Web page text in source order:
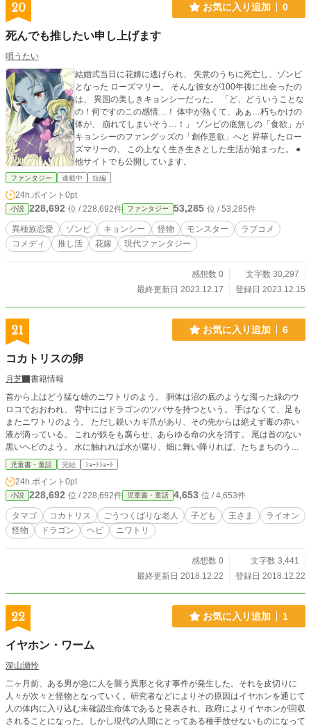
20 お気に入り追加 0
死んでも推したい申し上げます
唄うたい
結婚式当日に花婿に逃げられ、 失意のうちに死亡し、ゾンビ
となった ローズマリー。 そんな彼女が100年後に出会ったの
は、 異国の美しきキョンシーだった。 「ど、どういうことな
の！何ですのこの感情…！ 体中が熱くて、あぁ…朽ちかけの
体が、 崩れてしまいそう…！」 ゾンビの底無しの「食欲」が
キョンシーのファングッズの「創作意欲」へと 昇華したロー
ズマリーの、 この上なく生き生きとした生活が始まった。 ●
他サイトでも公開しています。
ファンタジー 連載中 短編
24h.ポイント 0pt
小説 228,692 位 / 228,692件 ファンタジー 53,285 位 / 53,285件
異種族恋愛 ゾンビ キョンシー 怪物 モンスター
ラブコメ
コメディ
推し活 花嫁 現代ファンタジー
感想数 0
文字数 30,297
最終更新日 2023.12.17
登録日 2023.12.15
21 お気に入り追加 6
コカトリスの卵
月芝
書籍情報
首から上はどう猛な雄のニワトリのよう。 胴体は沼の底のような濁った緑のウ
ロコでおおわれ、 背中にはドラゴンのツバサを持つという。 手はなくて、足も
またニワトリのよう。 ただし鋭いカギ爪があり、その先からは絶えず毒の赤い
液が滴っている。 これが鉄をも腐らせ、あらゆる命の火を消す。 尾は首のない
黒いヘビのよう。 水に触れれば水が腐り、畑に舞い降りれば、たちまちのうち
に、すべての作物が枯れる。 存在あるところ、疫病が発生し、人、動物、虫、
植物、あまたの命が災禍に飲み込まれる。 そんな怖ろしいコカトリスのタマゴ
が発見されたものだから、さぁ、たいへん！ 国中が大さわぎ。 でも、じつはコ
レって……
児童書・童話 完結 ｼｮｰﾄｼｮｰﾄ
24h.ポイント 0pt
小説 228,692 位 / 228,692件 児童書・童話 4,653 位 / 4,653件
タマゴ コカトリス ごうつくばりな老人 子ども 王さま
ライオン
怪物
ドラゴン ヘビ ニワトリ
感想数 0
文字数 3,441
最終更新日 2018.12.22
登録日 2018.12.22
22 お気に入り追加 1
イヤホン・ワーム
深山瀬怜
二ヶ月前、ある男が急に人を襲う異形と化す事件が発生した。それを皮切りに
人々が次々と怪物となっていく。研究者などによりその原因はイヤホンを通じて
人の体内に入り込む未確認生命体であると発表され、政府によりイヤホンが回収
されることになった。しかし現代の人間にとってある種手放せないものになって